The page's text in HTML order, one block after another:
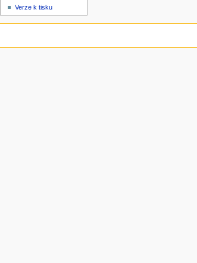
Verze k tisku